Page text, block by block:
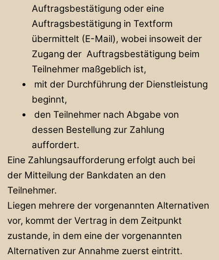
Auftragsbestätigung oder eine
Auftragsbestätigung in Textform
übermittelt (E-Mail), wobei insoweit der
Zugang der Auftragsbestätigung beim
Teilnehmer maßgeblich ist,
mit der Durchführung der Dienstleistung
beginnt,
den Teilnehmer nach Abgabe von
dessen Bestellung zur Zahlung
auffordert.
Eine Zahlungsaufforderung erfolgt auch bei
der Mitteilung der Bankdaten an den
Teilnehmer.
Liegen mehrere der vorgenannten Alternativen
vor, kommt der Vertrag in dem Zeitpunkt
zustande, in dem eine der vorgenannten
Alternativen zur Annahme zuerst eintritt.